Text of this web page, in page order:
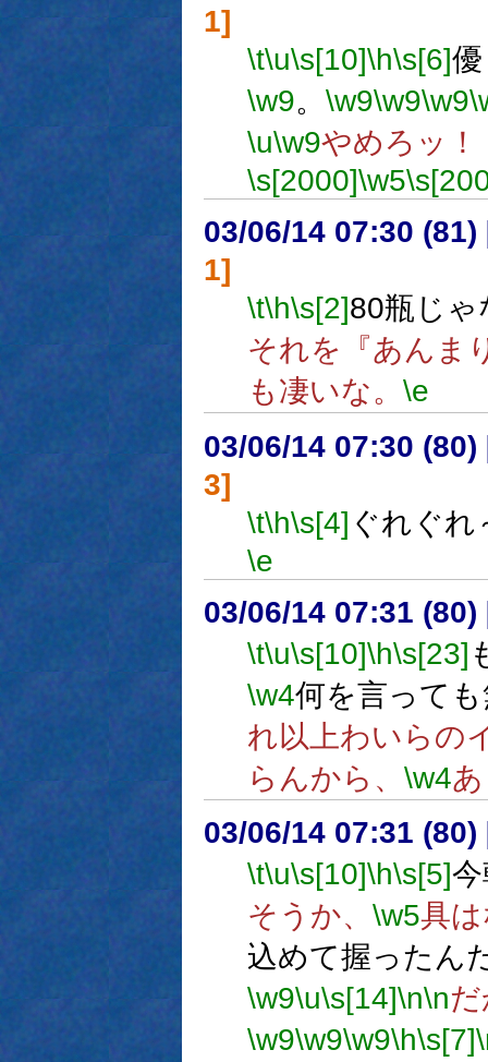
1]
\t\u\s[10]\h\s[6]
\w9。 \w9\w9\w9
\u\w9やめろッ！
\s[2000]\w5
03/06/14 07:30 (81)
1]
\t\h\s[2]80瓶じゃ
それを『あんま
も凄いな。 \e
03/06/14 07:30 (80)
3]
\t\h\s[4] ぐれぐれ
\e
03/06/14 07:31 (80)
\t\u\s[10]\h\s[23]
\w4何を言って
れ以上わいらの
らんから、 \w4
03/06/14 07:31 (80)
\t\u\s[10]\h\s[5]
そうか、 \w5具
込めて握ったん
\w9\u\s[14]\n\n
\w9\w9\w9\h\s[7]